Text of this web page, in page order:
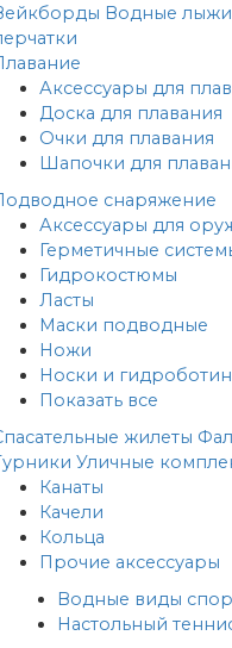
Водные лыжи
Аксессуары для
Доска для плавания
Очки для плавания
Шапочки для
снаряжение
Аксессуары для
Герметичные
Гидрокостюмы
Ласты
Маски подводные
Ножи
Носки и
Показать все
жилеты
Уличные
Канаты
Качели
Кольца
Прочие аксессуары
Водные виды
Настольный